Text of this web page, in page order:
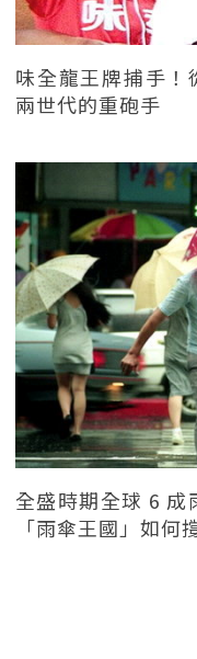
味全龍王牌捕手！
兩世代的重砲手
全盛時期全球 6
「雨傘王國」如何